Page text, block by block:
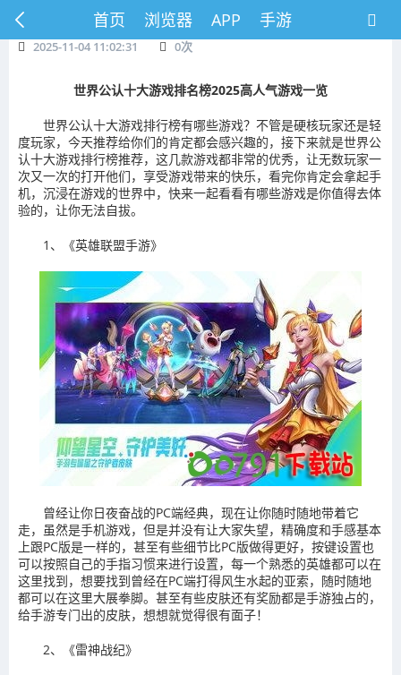
首页 浏览器 APP 手游
2025-11-04 11:02:31 0次
世界公认十大游戏排名榜2025高人气游戏一览
世界公认十大游戏排行榜有哪些游戏？不管是硬核玩家还是轻
度玩家，今天推荐给你们的肯定都会感兴趣的，接下来就是世界公
认十大游戏排行榜推荐，这几款游戏都非常的优秀，让无数玩家一
次又一次的打开他们，享受游戏带来的快乐，看完你肯定会拿起手
机，沉浸在游戏的世界中，快来一起看看有哪些游戏是你值得去体
验的，让你无法自拔。
1、《英雄联盟手游》
曾经让你日夜奋战的PC端经典，现在让你随时随地带着它
走，虽然是手机游戏，但是并没有让大家失望，精确度和手感基本
上跟PC版是一样的，甚至有些细节比PC版做得更好，按键设置也
可以按照自己的手指习惯来进行设置，每一个熟悉的英雄都可以在
这里找到，想要找到曾经在PC端打得风生水起的亚索，随时随地
都可以在这里大展拳脚。甚至有些皮肤还有奖励都是手游独占的，
给手游专门出的皮肤，想想就觉得很有面子！
2、《雷神战纪》